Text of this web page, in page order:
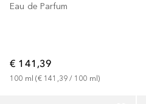
Eau de Parfum
€ 141,39
100 ml (€ 141,39 / 100 ml)
+ 30